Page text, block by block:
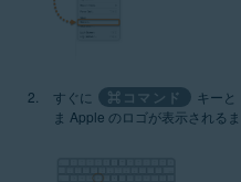
すぐに ⌘コマンド キーと
ま Apple のロゴが表示されるま